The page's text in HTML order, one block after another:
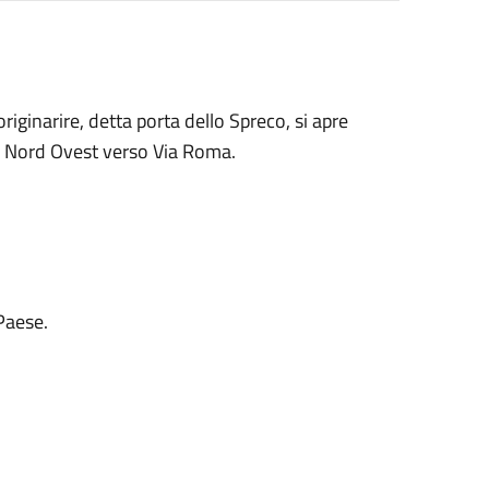
detta porta dello Spreco, si apre
Ovest verso Via Roma.